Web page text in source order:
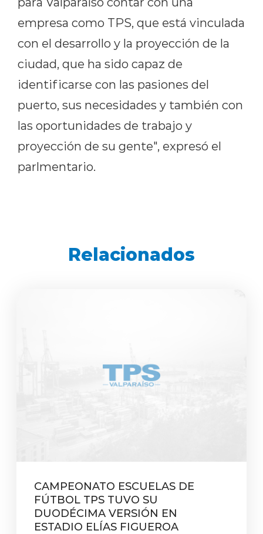
empresa como TPS, que está vinculada
con el desarrollo y la proyección de la
ciudad, que ha sido capaz de
identificarse con las pasiones del
puerto, sus necesidades y también con
las oportunidades de trabajo y
proyección de su gente", expresó el
parlmentario.
Relacionados
CAMPEONATO ESCUELAS DE
FÚTBOL TPS TUVO SU
DUODÉCIMA VERSIÓN EN
ESTADIO ELÍAS FIGUEROA